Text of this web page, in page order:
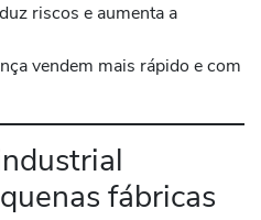
riscos e aumenta a
vendem mais rápido e com
fábricas